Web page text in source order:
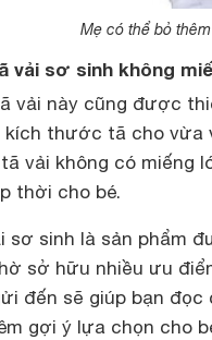
Mẹ có thể bỏ
vải sơ sinh không
vải này cũng được
kích thước tã cho vừa
vải không có miếng
thời cho bé.
sơ sinh là sản phẩm
sở hữu nhiều ưu
đến sẽ giúp bạn đọc
gợi ý lựa chọn cho